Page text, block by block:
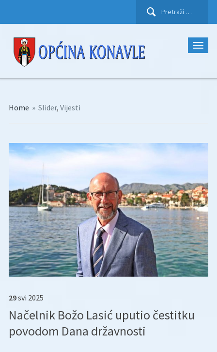
Pretraži:
Home » Slider, Vijesti
29svi 2025
Načelnik Božo Lasić uputio čestitku
povodom Dana državnosti